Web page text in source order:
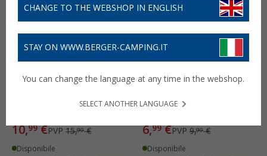
Pentolino per latte
10,99€PVP 15,99€
Disponibile
Padella Beaver Brand Mini
6,99€PVP 9,99€
Disponibile
CHANGE TO THE WEBSHOP IN ENGLISH
STAY ON WWW.BERGER-CAMPING.IT
You can change the language at any time in the webshop.
SELECT ANOTHER LANGUAGE